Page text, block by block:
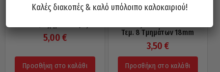
5,00€
Προσθήκη στο καλάθι
Τεμ. 8 Τμημάτων 18mm
3,50€
Προσθήκη στο καλάθι
Καλές διακοπές & καλό υπόλοιπο καλοκαιριού!